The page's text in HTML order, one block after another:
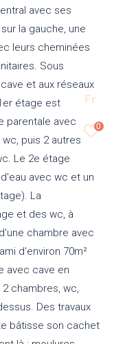
Fr
0
avec ses
la gauche, une
leurs cheminées
Sous
et aux réseaux
étage est
parentale avec
puis 2 autres
Le 2e étage
avec wc et un
La
et des wc, à
chambre avec
d'environ 70m²
avec cave en
chambres, wc,
Des travaux
bâtisse son cachet